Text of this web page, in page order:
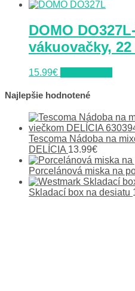
DOMO
vákuovačky, 22
15.99€
Najlepšie hodnotené
Tescoma Nádoba na
DELÍCIA 13.99€
Porcelánová miska na
Skladací box na desiatu